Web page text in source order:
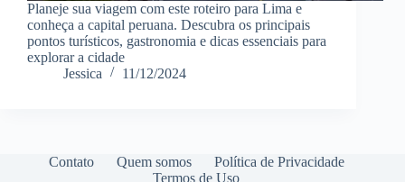
Planeje sua viagem com este roteiro para Lima e
conheça a capital peruana. Descubra os principais
pontos turísticos, gastronomia e dicas essenciais para
explorar a cidade
Jessica
11/12/2024
Contato Quem somos
Política de Privacidade
Termos de Uso